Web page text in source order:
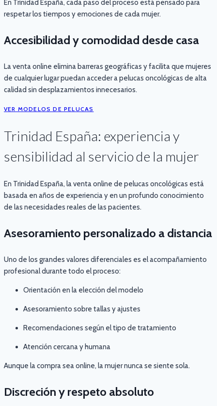
En Trinidad España, cada paso del proceso está pensado para
respetar los tiempos y emociones de cada mujer.
Accesibilidad y comodidad desde casa
La venta online elimina barreras geográficas y facilita que mujeres
de cualquier lugar puedan acceder a pelucas oncológicas de alta
calidad sin desplazamientos innecesarios.
VER MODELOS DE PELUCAS
Trinidad España: experiencia y
sensibilidad al servicio de la mujer
En Trinidad España, la venta online de pelucas oncológicas está
basada en años de experiencia y en un profundo conocimiento
de las necesidades reales de las pacientes.
Asesoramiento personalizado a distancia
Uno de los grandes valores diferenciales es el acompañamiento
profesional durante todo el proceso:
Orientación en la elección del modelo
Asesoramiento sobre tallas y ajustes
Recomendaciones según el tipo de tratamiento
Atención cercana y humana
Aunque la compra sea online, la mujer nunca se siente sola.
Discreción y respeto absoluto